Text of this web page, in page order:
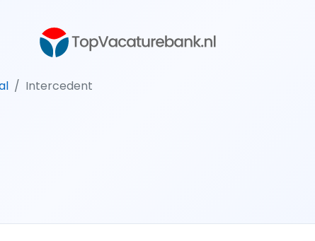
Intercedent